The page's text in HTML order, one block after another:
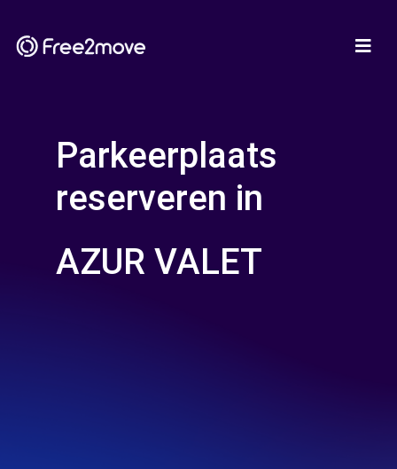
Parkeerplaats
reserveren in
AZUR VALET